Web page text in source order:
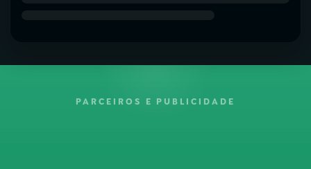
PARCEIROS E PUBLICIDADE